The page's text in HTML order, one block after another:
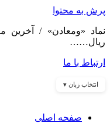
پرش به محتوا
ریال……
ارتباط با ما
انتخاب زبان ▾
صفحه اصلی